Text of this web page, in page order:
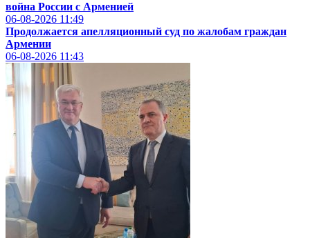
война России с Арменией
06-08-2026 11:49
Продолжается апелляционный суд по жалобам граждан
Армении
06-08-2026 11:43